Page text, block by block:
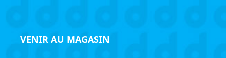
VENIR AU MAGASIN